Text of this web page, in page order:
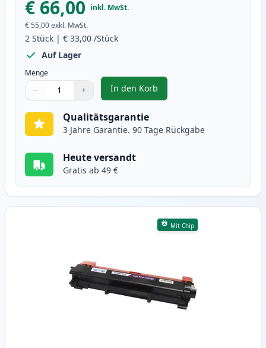
€ 66,00 inkl. MwSt.
€ 55,00exkl. MwSt.
2 Stück | € 33,00 /Stück
Auf Lager
Menge
Verwenden Sie die Tasten, um anzupassen
− +
1
In den Korb
, 2 stück Brother TN2420
Qualitätsgarantie
3 Jahre Garantie. 90 Tage Rückgabe
Heute versandt
Gratis ab 49 €
Mit Chip